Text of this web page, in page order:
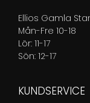
Ellios Gamla
Mån-Fre 10-18
Lör: 11-17
Sön: 12-17
KUNDSERVICE